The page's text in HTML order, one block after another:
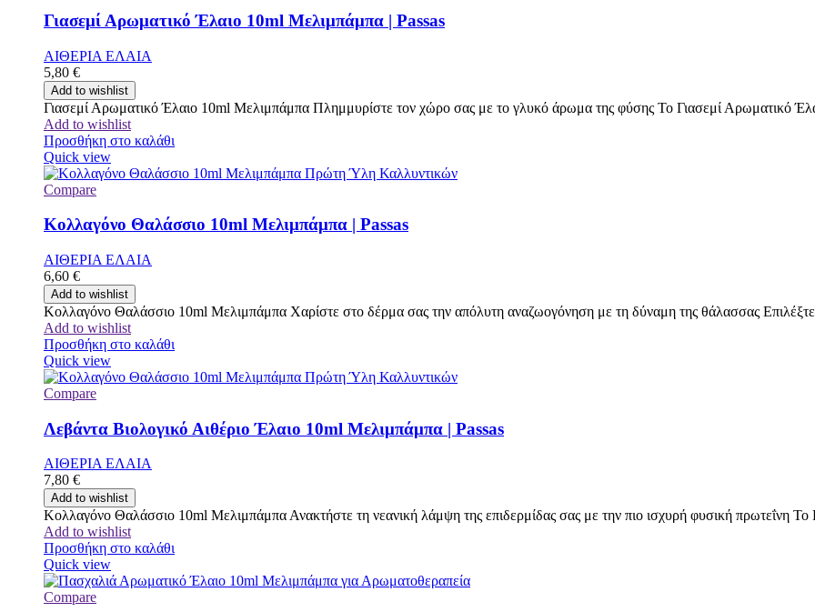
Γιασεμί Αρωματικό Έλαιο 10ml Μελιμπάμπα | Passas
ΑΙΘΕΡΙΑ ΕΛΑΙΑ
5,80 €
Add to wishlist
Γιασεμί Αρωματικό Έλαιο 10ml Μελιμπάμπα Πλημμυρίστε τον χώρο σας με το γλυκό άρωμα της φύσης Το Γιασεμί Αρωματικό
Add to wishlist
Προσθήκη στο καλάθι
Quick view
Compare
Κολλαγόνο Θαλάσσιο 10ml Μελιμπάμπα | Passas
ΑΙΘΕΡΙΑ ΕΛΑΙΑ
6,60 €
Add to wishlist
Κολλαγόνο Θαλάσσιο 10ml Μελιμπάμπα Χαρίστε στο δέρμα σας την απόλυτη αναζωογόνηση με τη δύναμη της θάλασσας
Add to wishlist
Προσθήκη στο καλάθι
Quick view
Compare
Λεβάντα Βιολογικό Αιθέριο Έλαιο 10ml Μελιμπάμπα | Passas
ΑΙΘΕΡΙΑ ΕΛΑΙΑ
7,80 €
Add to wishlist
Κολλαγόνο Θαλάσσιο 10ml Μελιμπάμπα Ανακτήστε τη νεανική λάμψη της επιδερμίδας σας με την πιο ισχυρή φυσική πρωτεΐνη
Add to wishlist
Προσθήκη στο καλάθι
Quick view
Compare